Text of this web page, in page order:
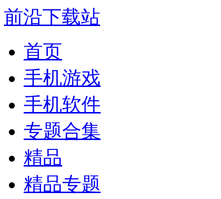
前沿下载站
首页
手机游戏
手机软件
专题合集
精品
精品专题